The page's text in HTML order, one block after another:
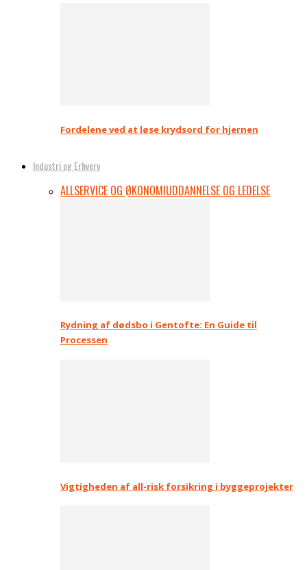
Fordelene ved at løse krydsord for hjernen
Industri og Erhverv
ALLSERVICE OG ØKONOMIUDDANNELSE OG LEDELSE
Rydning af dødsbo i Gentofte: En Guide til
Processen
Vigtigheden af all-risk forsikring i byggeprojekter